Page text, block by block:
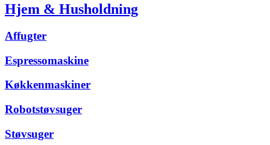
Hjem & Husholdning
Affugter
Espressomaskine
Køkkenmaskiner
Robotstøvsuger
Støvsuger